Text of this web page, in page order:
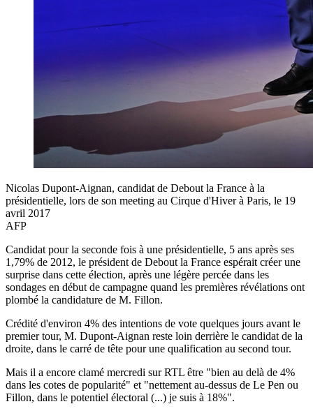
Nicolas Dupont-Aignan, candidat de Debout la France à la
présidentielle, lors de son meeting au Cirque d'Hiver à Paris, le 19
avril 2017
AFP
Candidat pour la seconde fois à une présidentielle, 5 ans après ses
1,79% de 2012, le président de Debout la France espérait créer une
surprise dans cette élection, après une légère percée dans les
sondages en début de campagne quand les premières révélations ont
plombé la candidature de M. Fillon.
Crédité d'environ 4% des intentions de vote quelques jours avant le
premier tour, M. Dupont-Aignan reste loin derrière le candidat de la
droite, dans le carré de tête pour une qualification au second tour.
Mais il a encore clamé mercredi sur RTL être "bien au delà de 4%
dans les cotes de popularité" et "nettement au-dessus de Le Pen ou
Fillon, dans le potentiel électoral (...) je suis à 18%".